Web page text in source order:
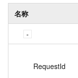
名称
RequestId